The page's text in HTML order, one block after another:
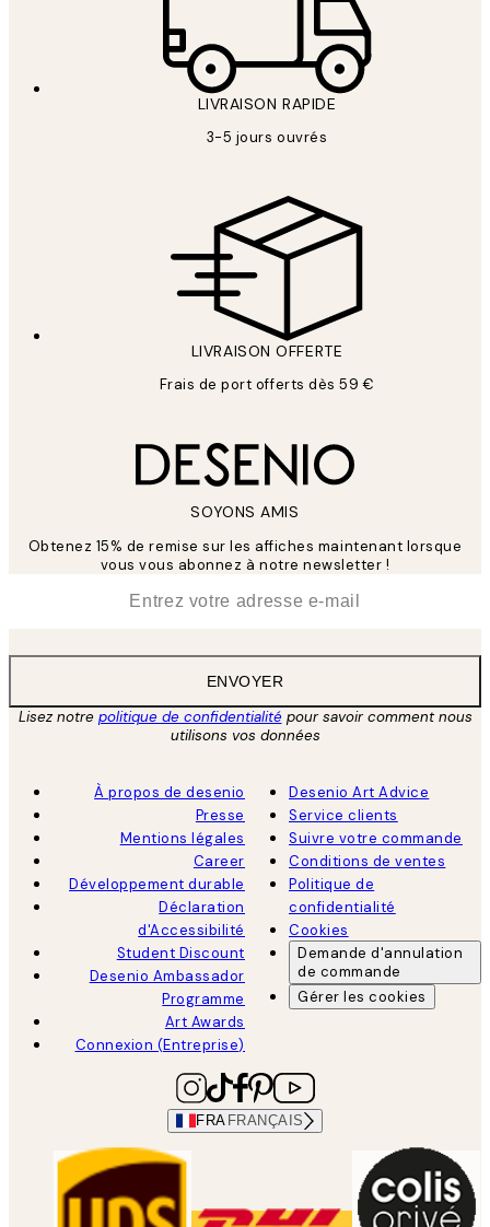
LIVRAISON RAPIDE
3-5 jours ouvrés
LIVRAISON OFFERTE
Frais de port offerts dès 59 €
SOYONS AMIS
Obtenez 15% de remise sur les affiches maintenant lorsque
vous vous abonnez à notre newsletter !
ENVOYER
Lisez notre politique de confidentialitépour savoir comment nous
utilisons vos données
À propos de desenio
Presse
Mentions légales
Career
Développement durable
Déclaration
d'Accessibilité
Student Discount
Desenio Ambassador
Programme
Art Awards
Connexion (Entreprise)
Desenio Art Advice
Service clients
Suivre votre commande
Conditions de ventes
Politique de
confidentialité
Cookies
Demande d'annulation
de commande
Gérer les cookies
FRA FRANÇAIS